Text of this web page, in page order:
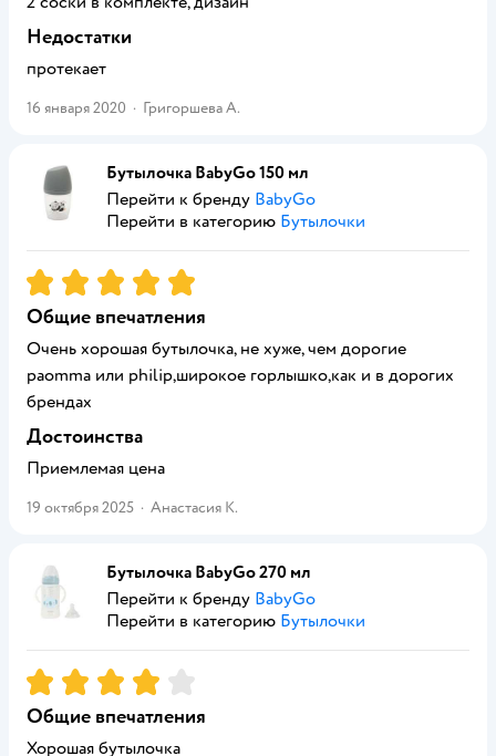
Недостатки
протекает
16 января 2020 · Григоршева А.
Бутылочка BabyGo 150 мл
Перейти к бренду BabyGo
Перейти в категорию Бутылочки
Рейтинг:5
Общие впечатления
Очень хорошая бутылочка, не хуже, чем дорогие
paomma или philip,широкое горлышко,как и в дорогих
брендах
Достоинства
Приемлемая цена
19 октября 2025 · Анастасия К.
Бутылочка BabyGo 270 мл
Перейти к бренду BabyGo
Перейти в категорию Бутылочки
Рейтинг:4
Общие впечатления
Хорошая бутылочка